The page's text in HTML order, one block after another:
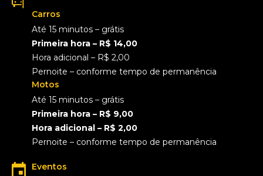
Carros
Até 15 minutos – grátis
Primeira hora – R$ 14,00
Hora adicional – R$ 2,00
Pernoite – conforme tempo de permanência
Motos
Até 15 minutos – grátis
Primeira hora – R$ 9,00
Hora adicional – R$ 2,00
Pernoite – conforme tempo de permanência
Eventos